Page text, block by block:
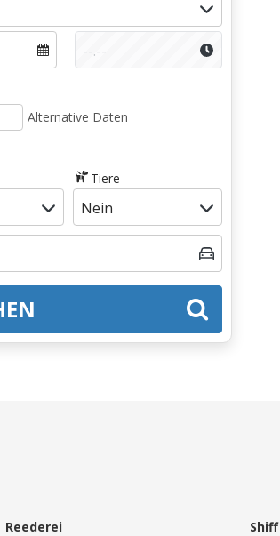
Alternative Daten
Tiere
Reederei
Shiff